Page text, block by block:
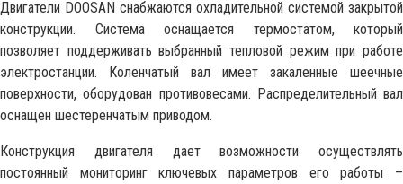
Двигатели DOOSAN снабжаются охладительной системой закрытой
конструкции. Система оснащается термостатом, который
позволяет поддерживать выбранный тепловой режим при работе
электростанции. Коленчатый вал имеет закаленные шеечные
поверхности, оборудован противовесами. Распределительный вал
оснащен шестеренчатым приводом.
Конструкция двигателя дает возможности осуществлять
постоянный мониторинг ключевых параметров его работы –